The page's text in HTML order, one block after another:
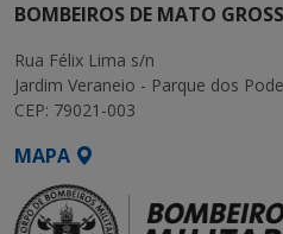
BOMBEIROS DE MATO
Rua Félix Lima s/n
Jardim Veraneio - Parque dos
CEP: 79021-003
MAPA